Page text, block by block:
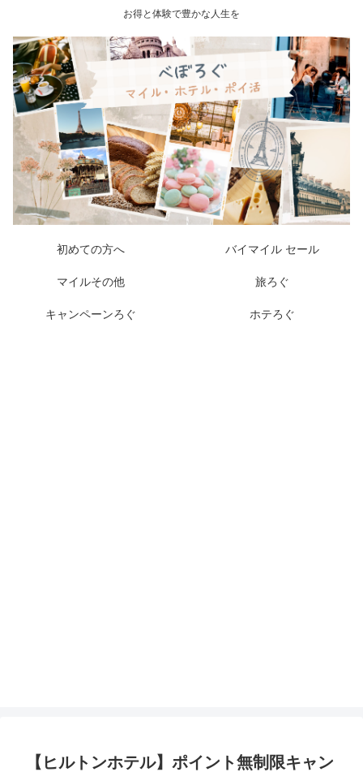
お得と体験で豊かな人生を
初めての方へ バイマイル セール
マイルその他 旅ろぐ
キャンペーンろぐ ホテろぐ
【ヒルトンホテル】ポイント無制限キャン